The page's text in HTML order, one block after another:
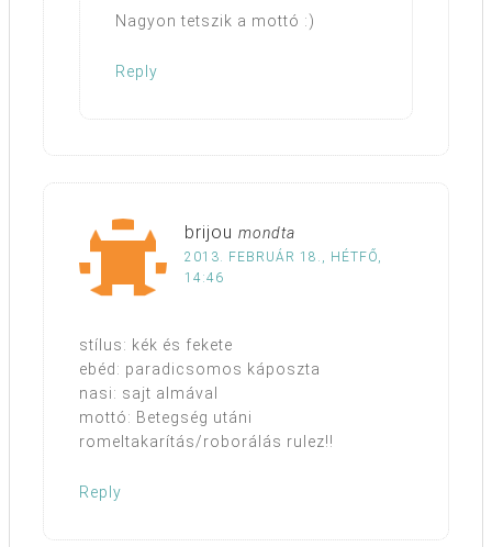
Nagyon tetszik a mottó :)
Reply
brijou mondta
2013. FEBRUÁR 18., HÉTFŐ,
14:46
stílus: kék és fekete
ebéd: paradicsomos káposzta
nasi: sajt almával
mottó: Betegség utáni
romeltakarítás/roborálás rulez!!
Reply